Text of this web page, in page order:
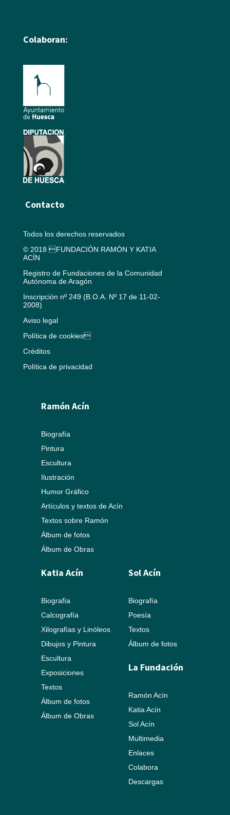
Colaboran:
Contacto
Todos los derechos reservados
© 2018 FUNDACIÓN RAMÓN Y KATIA
ACÍN
Registro de Fundaciones de la Comunidad
Autónoma de Aragón
Inscripción nº 249 (B.O.A. Nº 17 de 11-02-
2008)
Aviso legal
Política de cookies
Créditos
Política de privacidad
Ramón Acín
Biografía
Pintura
Escultura
Ilustración
Humor Gráfico
Artículos y textos de Acín
Textos sobre Ramón
Álbum de fotos
Álbum de Obras
Katia Acín
Biografía
Calcografía
Xilografías y Linóleos
Dibujos y Pintura
Escultura
Exposiciones
Textos
Álbum de fotos
Álbum de Obras
Sol Acín
Biografía
Poesía
Textos
Álbum de fotos
La Fundación
Ramón Acín
Katia Acín
Sol Acín
Multimedia
Enlaces
Colabora
Descargas